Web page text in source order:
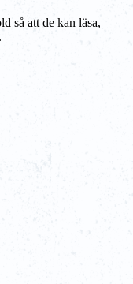
så att de kan läsa,